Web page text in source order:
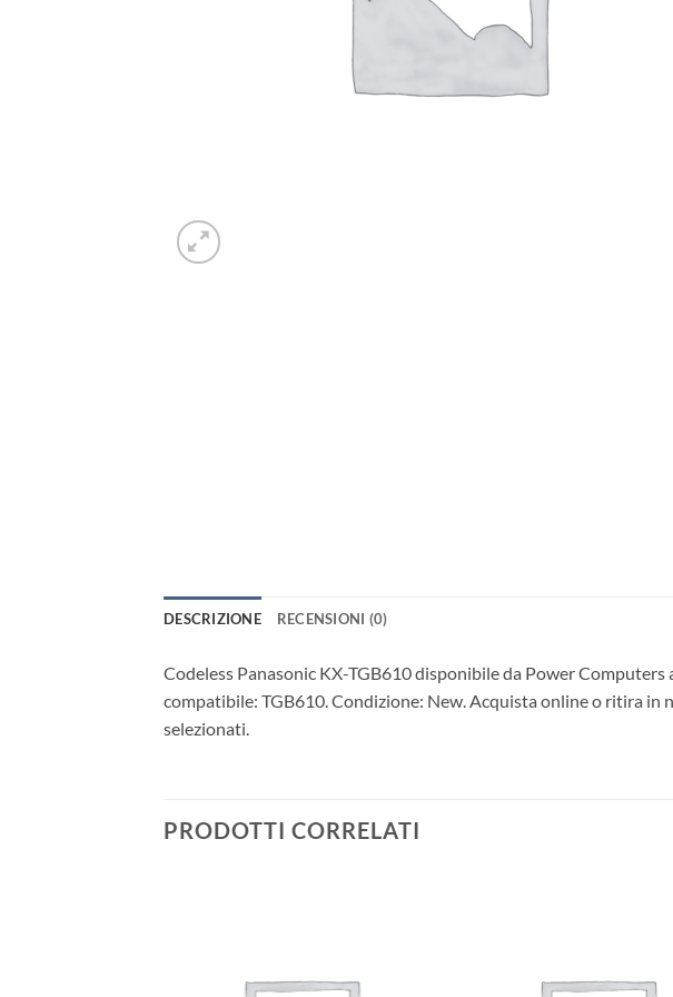
DESCRIZIONE RECENSIONI (0)
Codeless Panasonic KX-TGB610 disponibile da Power
compatibile: TGB610. Condizione: New. Acquista online o ritira in
selezionati.
PRODOTTI CORRELATI